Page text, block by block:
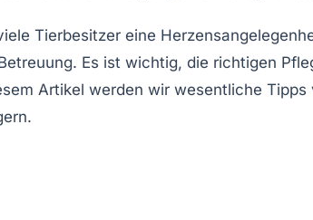
Tierbesitzer eine
Es ist wichtig, die richtigen
Artikel werden wir wesentliche